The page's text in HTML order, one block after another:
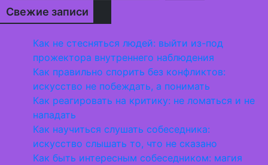
Свежие записи
Как не стесняться людей: выйти из-под
прожектора внутреннего наблюдения
Как правильно спорить без конфликтов:
искусство не побеждать, а понимать
Как реагировать на критику: не ломаться и не
нападать
Как научиться слушать собеседника:
искусство слышать то, что не сказано
Как быть интересным собеседником: магия